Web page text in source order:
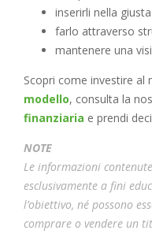
inserirli nella
farlo attraverso
mantenere una
Scopri come investire al
modello, consulta la
finanziaria e prendi
NOTE
Le informazioni
esclusivamente a fini
l’obiettivo, né possono
comprare o vendere un